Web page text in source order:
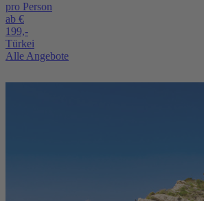
pro Person
ab €
199,-
Türkei
Alle Angebote